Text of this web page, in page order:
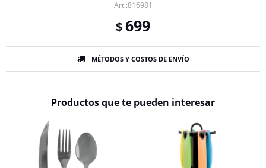
816981
$699
MÉTODOS Y COSTOS DE ENVÍO
Productos que te pueden interesar